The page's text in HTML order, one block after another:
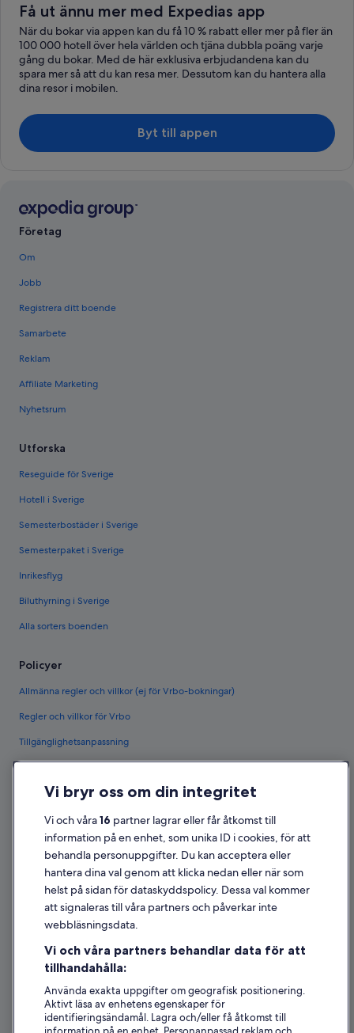
Få ut ännu mer med Expedias app
När du bokar via appen kan du få 10 % rabatt eller mer på fler än
100 000 hotell över hela världen och tjäna dubbla poäng varje
gång du bokar. Med de här exklusiva erbjudandena kan du
spara mer så att du kan resa mer. Dessutom kan du hantera alla
dina resor i mobilen.
Byt till appen
Företag
Om
Jobb
Registrera ditt boende
Samarbete
Reklam
Affiliate Marketing
Nyhetsrum
Utforska
Reseguide för Sverige
Hotell i Sverige
Semesterbostäder i Sverige
Semesterpaket i Sverige
Inrikesflyg
Biluthyrning i Sverige
Alla sorters boenden
Policyer
Allmänna regler och villkor (ej för Vrbo-bokningar)
Regler och villkor för Vrbo
Tillgänglighetsanpassning
Cookies
Användarvillkor
Juridisk information/Kontakta oss
Riktlinjer för innehåll och anmäla innehåll
Hjälp
Avboka eller ändra din bokning
Återbetalningsprocess och tidslinjer
Boka ett flyg med flygbolagskredit
Vi bryr oss om din integritet
Vi och våra16 partner lagrar eller får åtkomst till
information på en enhet, som unika ID i cookies, för att
behandla personuppgifter. Du kan acceptera eller
hantera dina val genom att klicka nedan eller när som
helst på sidan för dataskyddspolicy. Dessa val kommer
att signaleras till våra partners och påverkar inte
webbläsningsdata.
Vi och våra partners behandlar data för att
tillhandahålla:
Använda exakta uppgifter om geografisk positionering.
Aktivt läsa av enhetens egenskaper för
identifieringsändamål. Lagra och/eller få åtkomst till